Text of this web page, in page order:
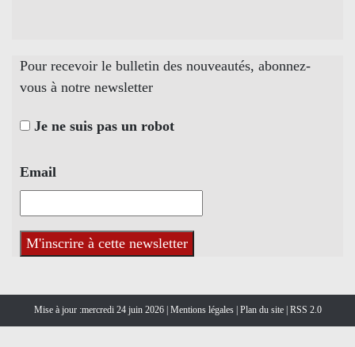
Pour recevoir le bulletin des nouveautés, abonnez-
vous à notre newsletter
Je ne suis pas un robot
Email
Mise à jour :mercredi 24 juin 2026 | Mentions légales | Plan du site |RSS 2.0